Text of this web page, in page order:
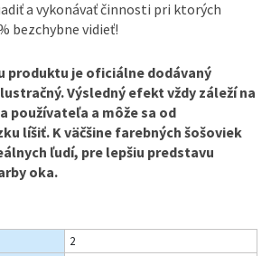
a vykonávať činnosti pri ktorých
bezchybne vidieť!
produktu je oficiálne dodávaný
Výsledný efekt vždy záleží na
používateľa a môže sa od
líšiť. K väčšine farebných šošoviek
ľudí, pre lepšiu predstavu
oka.
2